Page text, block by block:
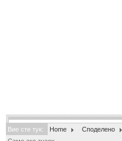
Стихове с видео
Поезия - класика
Вие сте тук: Home Споделено